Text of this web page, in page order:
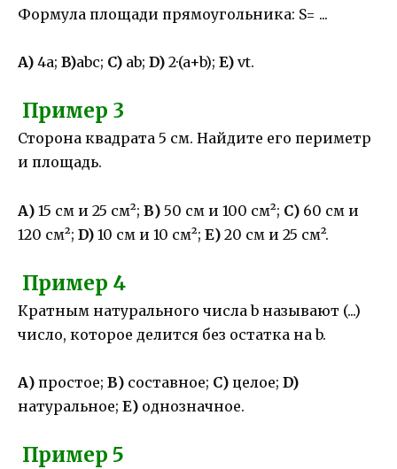
Формула площади прямоугольника: S= ...
A) 4a; B)abc; C) ab; D) 2·(a+b); E) vt.
Пример 3
Сторона квадрата 5 см. Найдите его периметр
и площадь.
А) 15 см и 25 см²; В) 50 см и 100 см²; С) 60 см и
120 см²; D) 10 см и 10 см²; Е) 20 см и 25 см².
Пример 4
Кратным натурального числа b называют (...)
число, которое делится без остатка на b.
А) простое; В) составное; С) целое; D)
натуральное; Е) однозначное.
Пример 5